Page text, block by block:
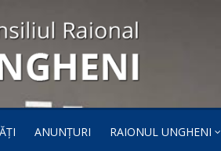
ANUNȚURI RAIONUL UNGHENI